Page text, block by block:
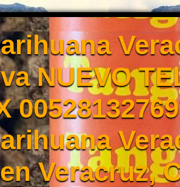
NUEVO
Veracruz,